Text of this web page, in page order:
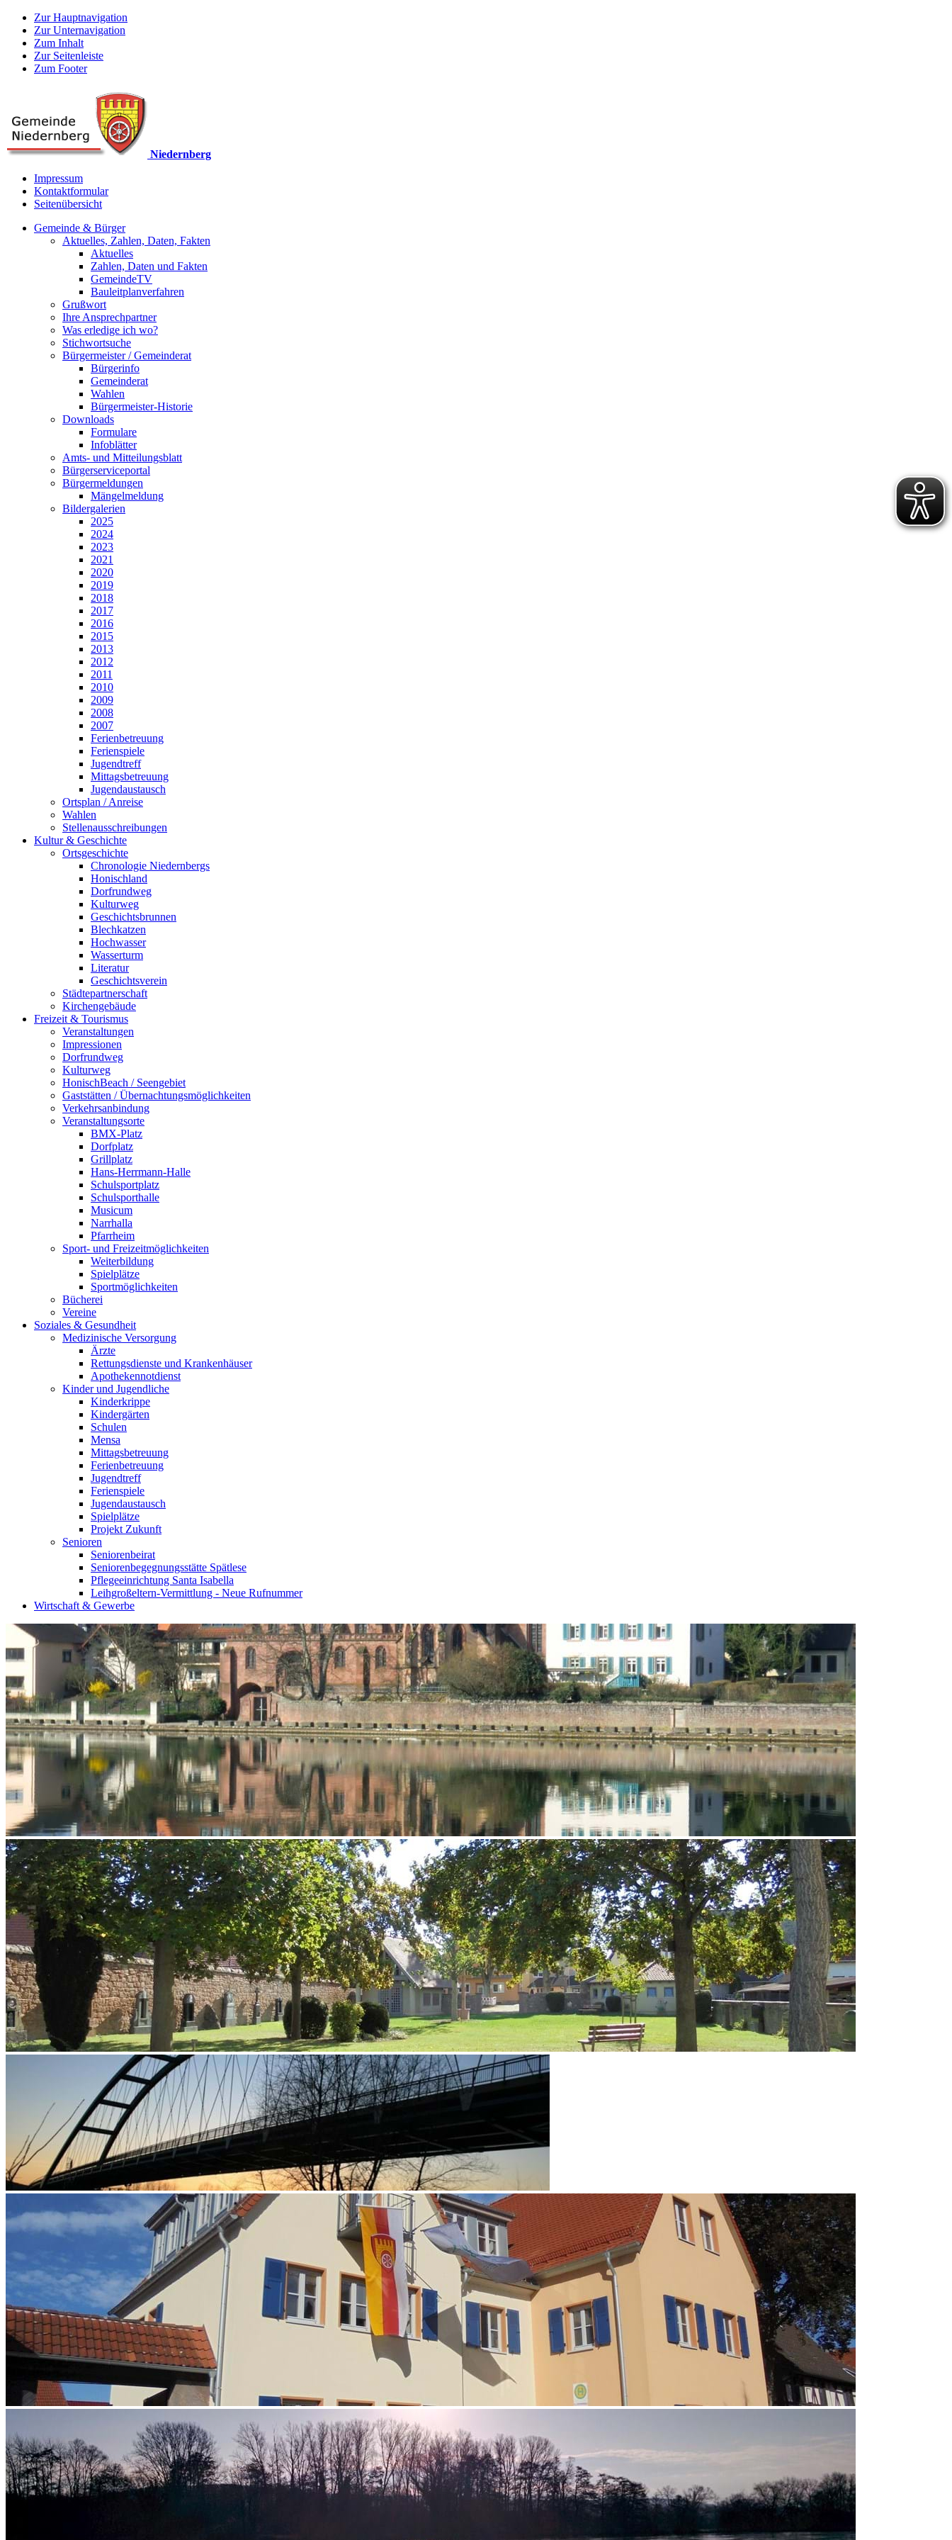
Zur Hauptnavigation
Zur Unternavigation
Zum Inhalt
Zur Seitenleiste
Zum Footer
Niedernberg
Impressum
Kontaktformular
Seitenübersicht
Gemeinde & Bürger
Aktuelles, Zahlen, Daten, Fakten
Aktuelles
Zahlen, Daten und Fakten
GemeindeTV
Bauleitplanverfahren
Grußwort
Ihre Ansprechpartner
Was erledige ich wo?
Stichwortsuche
Bürgermeister / Gemeinderat
Bürgerinfo
Gemeinderat
Wahlen
Bürgermeister-Historie
Downloads
Formulare
Infoblätter
Amts- und Mitteilungsblatt
Bürgerserviceportal
Bürgermeldungen
Mängelmeldung
Bildergalerien
2025
2024
2023
2021
2020
2019
2018
2017
2016
2015
2013
2012
2011
2010
2009
2008
2007
Ferienbetreuung
Ferienspiele
Jugendtreff
Mittagsbetreuung
Jugendaustausch
Ortsplan / Anreise
Wahlen
Stellenausschreibungen
Kultur & Geschichte
Ortsgeschichte
Chronologie Niedernbergs
Honischland
Dorfrundweg
Kulturweg
Geschichtsbrunnen
Blechkatzen
Hochwasser
Wasserturm
Literatur
Geschichtsverein
Städtepartnerschaft
Kirchengebäude
Freizeit & Tourismus
Veranstaltungen
Impressionen
Dorfrundweg
Kulturweg
HonischBeach / Seengebiet
Gaststätten / Übernachtungsmöglichkeiten
Verkehrsanbindung
Veranstaltungsorte
BMX-Platz
Dorfplatz
Grillplatz
Hans-Herrmann-Halle
Schulsportplatz
Schulsporthalle
Musicum
Narrhalla
Pfarrheim
Sport- und Freizeitmöglichkeiten
Weiterbildung
Spielplätze
Sportmöglichkeiten
Bücherei
Vereine
Soziales & Gesundheit
Medizinische Versorgung
Ärzte
Rettungsdienste und Krankenhäuser
Apothekennotdienst
Kinder und Jugendliche
Kinderkrippe
Kindergärten
Schulen
Mensa
Mittagsbetreuung
Ferienbetreuung
Jugendtreff
Ferienspiele
Jugendaustausch
Spielplätze
Projekt Zukunft
Senioren
Seniorenbeirat
Seniorenbegegnungsstätte Spätlese
Pflegeeinrichtung Santa Isabella
Leihgroßeltern-Vermittlung - Neue Rufnummer
Wirtschaft & Gewerbe